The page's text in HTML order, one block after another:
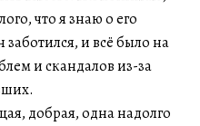
что я знаю о его
и всё было на
и скандалов из-за
добрая, одна надолго